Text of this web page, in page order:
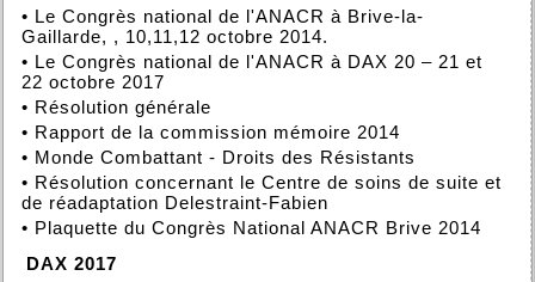
• Le Congrès national de l'ANACR à Brive-la-
Gaillarde, , 10,11,12 octobre 2014.
• Le Congrès national de l'ANACR à DAX 20 – 21 et
22 octobre 2017
• Résolution générale
• Rapport de la commission mémoire 2014
• Monde Combattant - Droits des Résistants
• Résolution concernant le Centre de soins de suite et
de réadaptation Delestraint-Fabien
• Plaquette du Congrès National ANACR Brive 2014
DAX 2017